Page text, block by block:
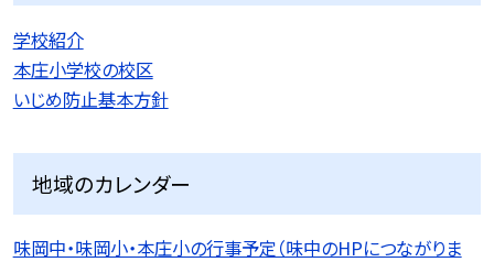
学校紹介
本庄小学校の校区
いじめ防止基本方針
地域のカレンダー
味岡中・味岡小・本庄小の行事予定（味中のHPにつながりま